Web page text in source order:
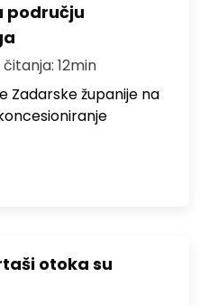
području
12min
Zadarske županije na
otoka su